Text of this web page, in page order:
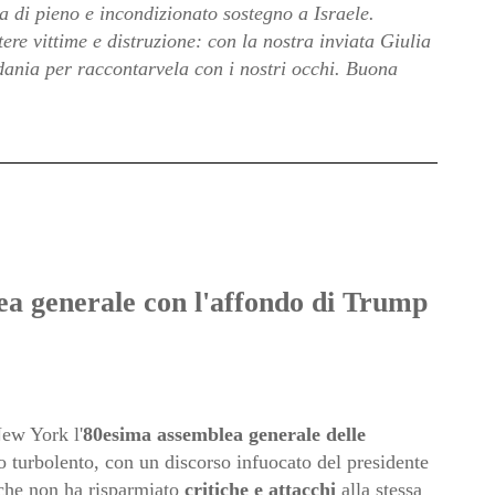
pieno e incondizionato sostegno a Israele.
vittime e distruzione: con la nostra inviata Giulia
per raccontarvela con i nostri occhi. Buona
generale con l'affondo di Trump
York l'80esima assemblea generale delle
con un discorso infuocato del presidente
non ha risparmiato critiche e attacchi alla stessa